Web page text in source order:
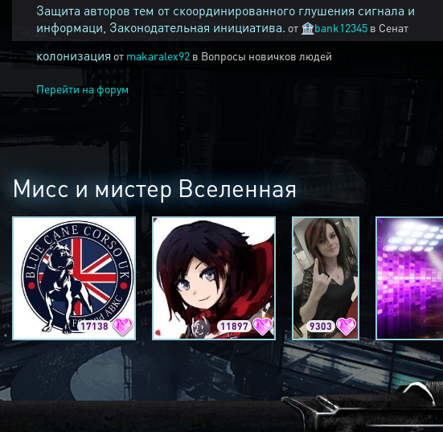
Защита авторов тем от скоординированного глушения сигнала и
информаци, Законодательная инициатива. от 🏦bank12345 в Сенат
колонизация от makaralex92 в Вопросы новичков людей
Перейти на форум
Мисс и мистер Вселенная
17138 11897 9303